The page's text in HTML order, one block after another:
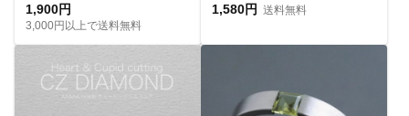
1,900円
3,000円以上で送料無料
1,580円 送料無料